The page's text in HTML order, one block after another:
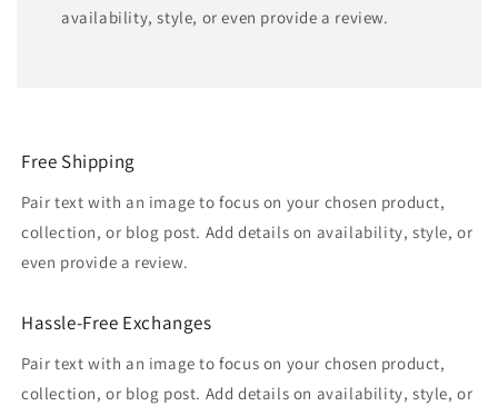
availability, style, or even provide a review.
Free Shipping
Pair text with an image to focus on your chosen product,
collection, or blog post. Add details on availability, style, or
even provide a review.
Hassle-Free Exchanges
Pair text with an image to focus on your chosen product,
collection, or blog post. Add details on availability, style, or